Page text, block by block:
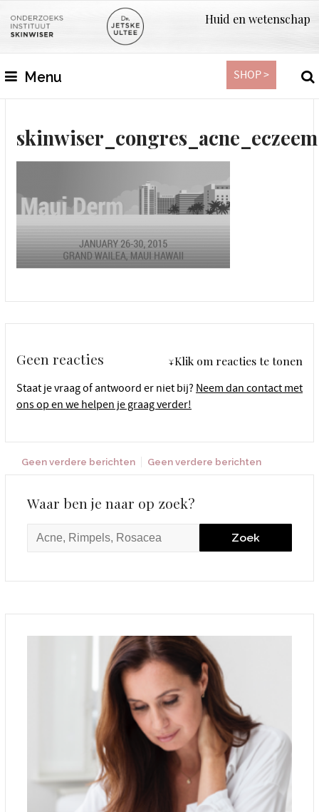
Huid en wetenschap
Menu SHOP >
skinwiser_congres_acne_eczeem
Geen reacties ↓Klik om reacties te tonen
Staat je vraag of antwoord er niet bij? Neem dan contact met
ons op en we helpen je graag verder!
Geen verdere berichten Geen verdere berichten
Waar ben je naar op zoek?